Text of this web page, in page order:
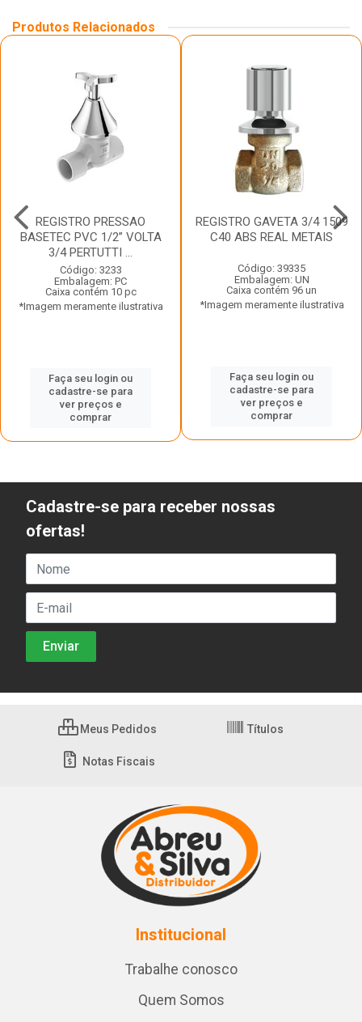
Produtos Relacionados
REGISTRO PRESSAO
BASETEC PVC 1/2” VOLTA
3/4 PERTUTTI ...
Código: 3233
Embalagem: PC
Caixa contém 10 pc
*Imagem meramente ilustrativa
Faça seu login ou
cadastre-se para
ver preços e
comprar
REGISTRO GAVETA 3/4 1509
C40 ABS REAL METAIS
Código: 39335
Embalagem: UN
Caixa contém 96 un
*Imagem meramente ilustrativa
Faça seu login ou
cadastre-se para
ver preços e
comprar
Cadastre-se para receber nossas
ofertas!
Meus Pedidos Títulos
Notas Fiscais
Institucional
Trabalhe conosco
Quem Somos